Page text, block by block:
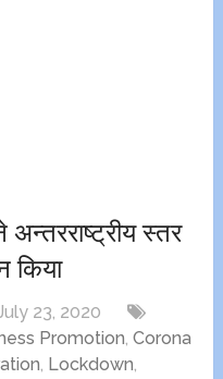
अन्तरराष्ट्रीय स्तर
किया
23, 2020
Promotion,Corona
, Lockdown,